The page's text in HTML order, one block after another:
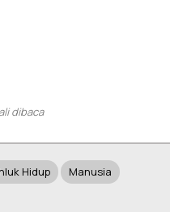
dibaca
Hidup Manusia